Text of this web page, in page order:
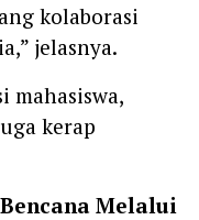
kolaborasi
jelasnya.
mahasiswa,
kerap
Melalui